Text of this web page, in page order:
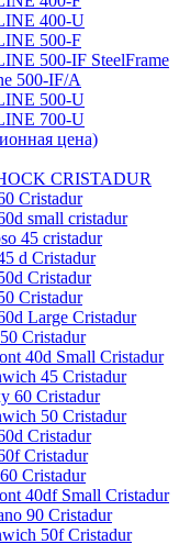
400-U
500-F
500-IF SteelFrame
500-IF/A
500-U
700-U
цена)
CRISTADUR
Cristadur
small cristadur
45 cristadur
d Cristadur
Cristadur
Cristadur
Large Cristadur
Cristadur
40d Small Cristadur
45 Cristadur
60 Cristadur
50 Cristadur
Cristadur
Cristadur
Cristadur
40df Small Cristadur
90 Cristadur
50f Cristadur